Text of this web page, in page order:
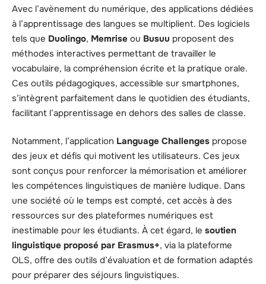
Avec l’avènement du numérique, des applications dédiées
à l’apprentissage des langues se multiplient. Des logiciels
tels que Duolingo, Memrise ou Busuu proposent des
méthodes interactives permettant de travailler le
vocabulaire, la compréhension écrite et la pratique orale.
Ces outils pédagogiques, accessible sur smartphones,
s’intègrent parfaitement dans le quotidien des étudiants,
facilitant l’apprentissage en dehors des salles de classe.
Notamment, l’application Language Challenges propose
des jeux et défis qui motivent les utilisateurs. Ces jeux
sont conçus pour renforcer la mémorisation et améliorer
les compétences linguistiques de manière ludique. Dans
une société où le temps est compté, cet accès à des
ressources sur des plateformes numériques est
inestimable pour les étudiants. À cet égard, le soutien
linguistique proposé par Erasmus+, via la plateforme
OLS, offre des outils d’évaluation et de formation adaptés
pour préparer des séjours linguistiques.